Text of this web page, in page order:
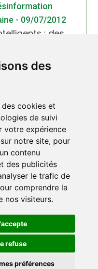
des
cookies et
de suivi
votre expérience
notre site, pour
contenu
des publicités
le trafic de
comprendre la
nos visiteurs.
refuse
préférences
- 09/07/2012
: des